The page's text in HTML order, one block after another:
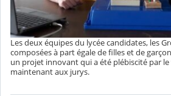
Les deux équipes du lycée candidates, les
composées à part égale de filles et de
un projet innovant qui a été plébiscité par
maintenant aux jurys.